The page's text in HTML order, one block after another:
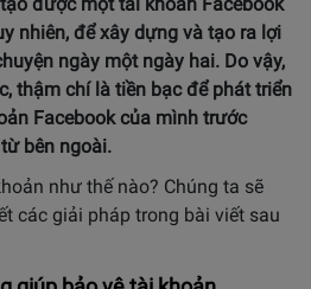
nhiên, để xây dựng và tạo ra lợi
ngày một ngày hai. Do vậy,
thậm chí là tiền bạc để phát triển
Facebook của mình trước
bên ngoài.
như thế nào? Chúng ta sẽ
các giải pháp trong bài viết sau